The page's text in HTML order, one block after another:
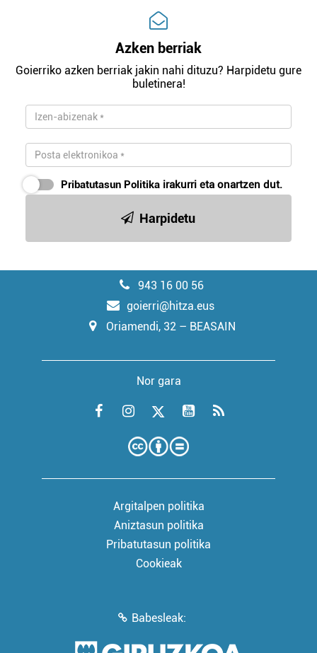
Azken berriak
Goierriko azken berriak jakin nahi dituzu? Harpidetu gure
buletinera!
Pribatutasun Politika irakurri eta onartzen dut.
Harpidetu
943 16 00 56
goierri@hitza.eus
Oriamendi, 32 – BEASAIN
Nor gara
Argitalpen politika
Aniztasun politika
Pribatutasun politika
Cookieak
Babesleak: